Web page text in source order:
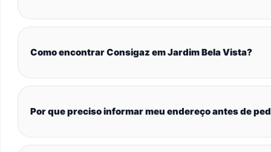
Como encontrar Consigaz em Jardim Bela Vista?
Por que preciso informar meu endereço antes de